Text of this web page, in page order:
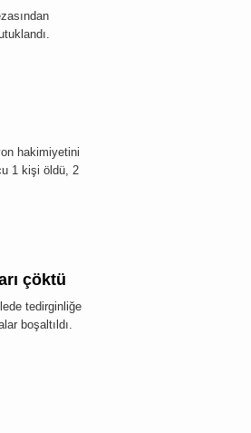
hakimiyetini
1 kişi öldü, 2
çöktü
tedirginliğe
boşaltıldı.